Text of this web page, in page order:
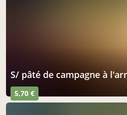
s/ pâté de campagne à
5,70 €